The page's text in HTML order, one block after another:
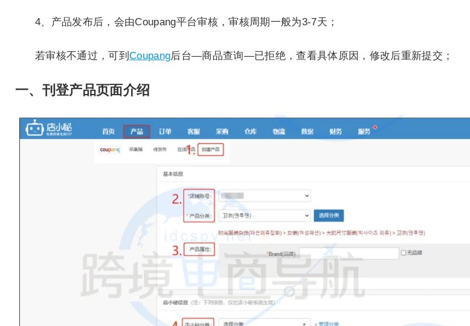
4、产品发布后，会由Coupang平台审核，审核周期一般为3-7天；
若审核不通过，可到 Coupang后台—商品查询—已拒绝，查看具体原因，修改后重新提交；
一、刊登产品页面介绍